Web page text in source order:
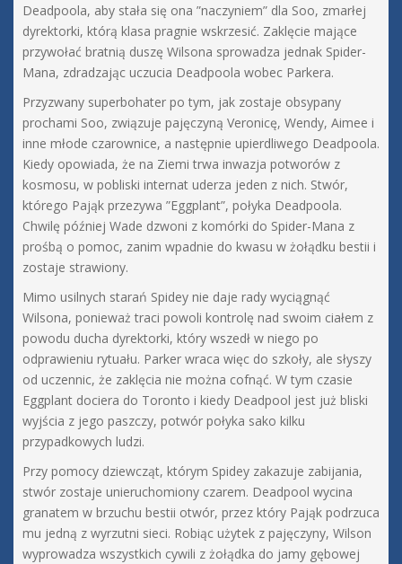
Deadpoola, aby stała się ona ”naczyniem” dla Soo, zmarłej
dyrektorki, którą klasa pragnie wskrzesić. Zaklęcie mające
przywołać bratnią duszę Wilsona sprowadza jednak Spider-
Mana, zdradzając uczucia Deadpoola wobec Parkera.
Przyzwany superbohater po tym, jak zostaje obsypany
prochami Soo, związuje pajęczyną Veronicę, Wendy, Aimee i
inne młode czarownice, a następnie upierdliwego Deadpoola.
Kiedy opowiada, że na Ziemi trwa inwazja potworów z
kosmosu, w pobliski internat uderza jeden z nich. Stwór,
którego Pająk przezywa ”Eggplant”, połyka Deadpoola.
Chwilę później Wade dzwoni z komórki do Spider-Mana z
prośbą o pomoc, zanim wpadnie do kwasu w żołądku bestii i
zostaje strawiony.
Mimo usilnych starań Spidey nie daje rady wyciągnąć
Wilsona, ponieważ traci powoli kontrolę nad swoim ciałem z
powodu ducha dyrektorki, który wszedł w niego po
odprawieniu rytuału. Parker wraca więc do szkoły, ale słyszy
od uczennic, że zaklęcia nie można cofnąć. W tym czasie
Eggplant dociera do Toronto i kiedy Deadpool jest już bliski
wyjścia z jego paszczy, potwór połyka sako kilku
przypadkowych ludzi.
Przy pomocy dziewcząt, którym Spidey zakazuje zabijania,
stwór zostaje unieruchomiony czarem. Deadpool wycina
granatem w brzuchu bestii otwór, przez który Pająk podrzuca
mu jedną z wyrzutni sieci. Robiąc użytek z pajęczyny, Wilson
wyprowadza wszystkich cywili z żołądka do jamy gębowej